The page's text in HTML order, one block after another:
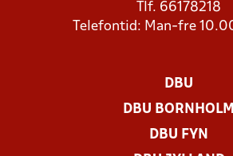
Tlf. 66178218
Telefontid: Man-fre
DBU
DBU BORNHOLM
DBU FYN